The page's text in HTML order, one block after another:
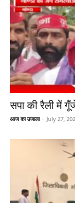
सपा की रैली में
आज का उजाला - July 27,